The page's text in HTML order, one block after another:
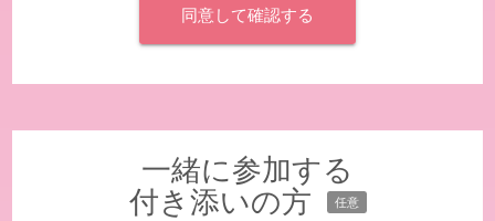
一緒に参加する
付き添いの方
任意